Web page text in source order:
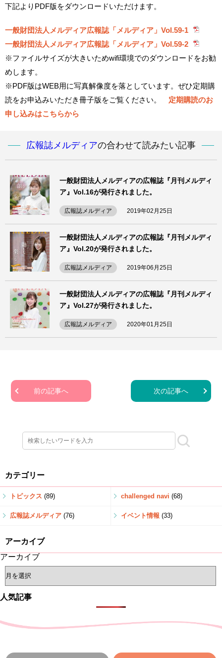
下記よりPDF版をダウンロードいただけます。
一般財団法人メルディア広報誌「メルディア」Vol.59-1
一般財団法人メルディア広報誌「メルディア」Vol.59-2
※ファイルサイズが大きいためwifi環境でのダウンロードをお勧
めします。
※PDF版はWEB用に写真解像度を落としています。ぜひ定期購
読をお申込みいただき冊子版をご覧ください。 定期購読のお
申し込みはこちらから
広報誌メルディアの合わせて読みたい記事
一般財団法人メルディアの広報誌『月刊メルディ
ア』Vol.16が発行されました。
広報誌メルディア 2019年02月25日
一般財団法人メルディアの広報誌『月刊メルディ
ア』Vol.20が発行されました。
広報誌メルディア 2019年06月25日
一般財団法人メルディアの広報誌『月刊メルディ
ア』Vol.27が発行されました。
広報誌メルディア 2020年01月25日
前の記事へ 次の記事へ
カテゴリー
トピックス (89) challenged navi (68)
広報誌メルディア (76) イベント情報 (33)
アーカイブ
アーカイブ
人気記事